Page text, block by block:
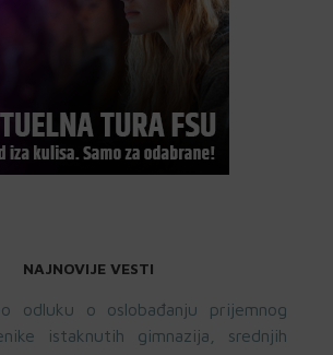
NAJNOVIJE VESTI
odluku o oslobađanju prijemnog
istaknutih gimnazija, srednjih